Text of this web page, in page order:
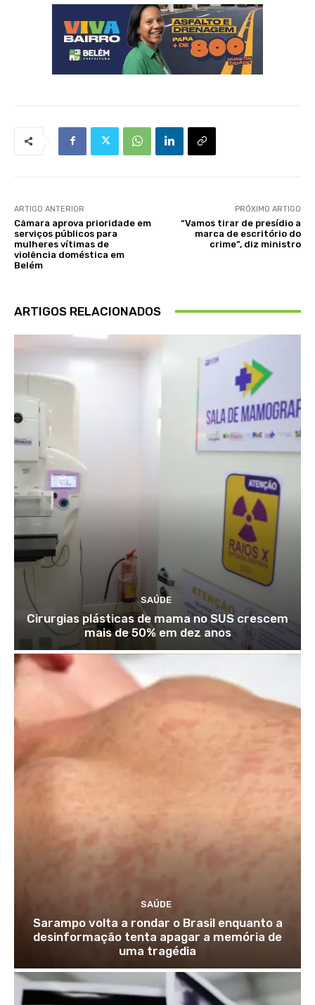
ARTIGO ANTERIOR
Câmara aprova prioridade em
serviços públicos para
mulheres vítimas de
violência doméstica em
Belém
PRÓXIMO ARTIGO
“Vamos tirar de presídio a
marca de escritório do
crime”, diz ministro
ARTIGOS RELACIONADOS
SAÚDE
Cirurgias plásticas de mama no SUS crescem
mais de 50% em dez anos
SAÚDE
Sarampo volta a rondar o Brasil enquanto a
desinformação tenta apagar a memória de
uma tragédia